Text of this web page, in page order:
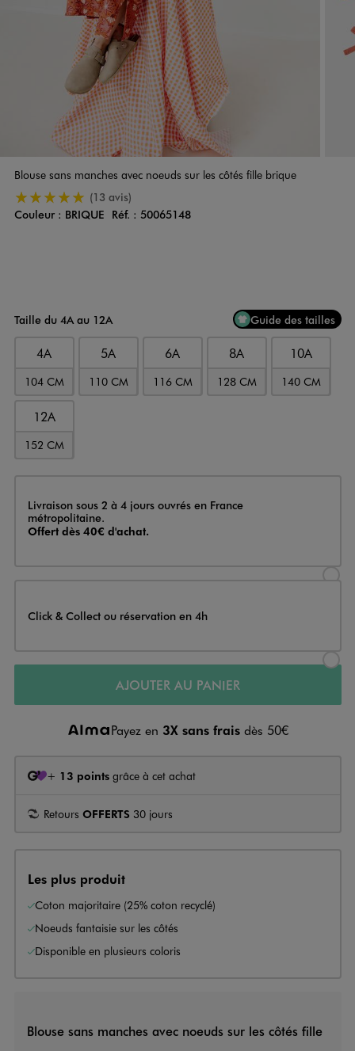
Blouse sans manches avec noeuds sur les côtés fille brique
5/5 de moyenne(13 avis)
Couleur
Couleur : BRIQUE Réf. : 50065148
Taille du 4A au 12A Guide des tailles
4A
104 CM
5A
110 CM
6A
116 CM
8A
128 CM
10A
140 CM
12A
152 CM
Livraison
Livraison sous 2 à 4 jours ouvrés en France
métropolitaine.
Offert dès 40€ d'achat.
Click & Collect ou réservation en 4h
AJOUTER AU PANIER
Payez en 3X sans frais dès 50€
+ 13 points grâce à cet achat
Retours OFFERTS 30 jours
Les plus produit
Coton majoritaire (25% coton recyclé)
Noeuds fantaisie sur les côtés
Disponible en plusieurs coloris
Blouse sans manches avec noeuds sur les côtés fille